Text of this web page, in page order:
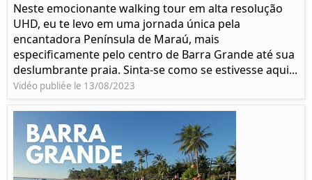
Neste emocionante walking tour em alta resolução
UHD, eu te levo em uma jornada única pela
encantadora Península de Maraú, mais
especificamente pelo centro de Barra Grande até sua
deslumbrante praia. Sinta-se como se estivesse aqui...
Vidéo publiée le 13/08/2023